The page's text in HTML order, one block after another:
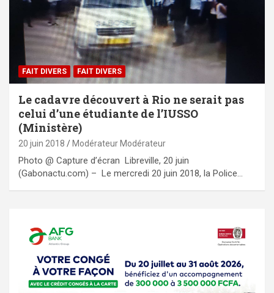
FAIT DIVERS FAIT DIVERS
Le cadavre découvert à Rio ne serait pas
celui d’une étudiante de l’IUSSO
(Ministère)
20 juin 2018 Modérateur Modérateur
Photo @ Capture d’écran Libreville, 20 juin
(Gabonactu.com) – Le mercredi 20 juin 2018, la Police…